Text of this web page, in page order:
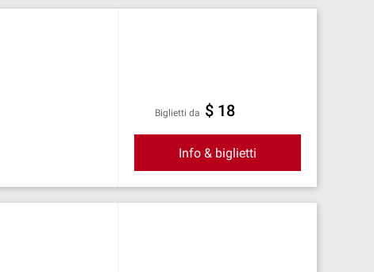
Biglietti da $ 18
Info & biglietti